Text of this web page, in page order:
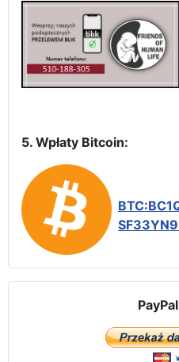
5. Wpłaty Bitcoin: